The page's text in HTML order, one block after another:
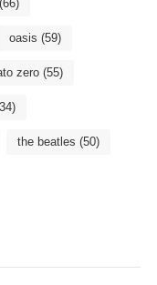
oasis (59)
zero(55)
the beatles (50)